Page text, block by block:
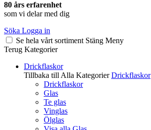
80 års erfarenhet
som vi delar med dig
Söka Logga in
Se hela vårt sortiment Stäng Meny
Terug Kategorier
Drickflaskor
Tillbaka till Alla Kategorier Drickflaskor
Drickflaskor
Glas
Te glas
Vinglas
Ölglas